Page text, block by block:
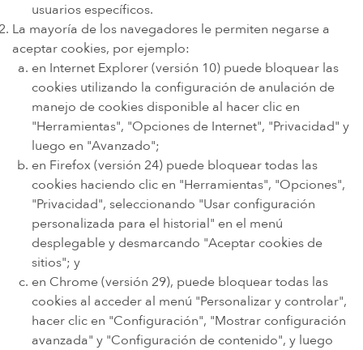
usuarios específicos.
La mayoría de los navegadores le permiten negarse a
aceptar cookies, por ejemplo:
en Internet Explorer (versión 10) puede bloquear las
cookies utilizando la configuración de anulación de
manejo de cookies disponible al hacer clic en
"Herramientas", "Opciones de Internet", "Privacidad" y
luego en "Avanzado";
en Firefox (versión 24) puede bloquear todas las
cookies haciendo clic en "Herramientas", "Opciones",
"Privacidad", seleccionando "Usar configuración
personalizada para el historial" en el menú
desplegable y desmarcando "Aceptar cookies de
sitios"; y
en Chrome (versión 29), puede bloquear todas las
cookies al acceder al menú "Personalizar y controlar",
hacer clic en "Configuración", "Mostrar configuración
avanzada" y "Configuración de contenido", y luego